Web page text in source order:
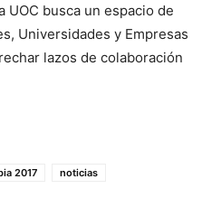
busca un espacio de
Universidades y Empresas
lazos de colaboración
2017
noticias